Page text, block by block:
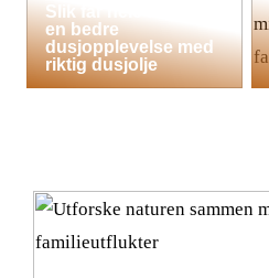
Slik får hele familien
en bedre
dusjopplevelse med
riktig dusjolje